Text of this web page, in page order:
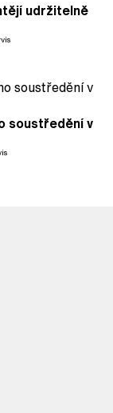
udržitelně
soustředění v